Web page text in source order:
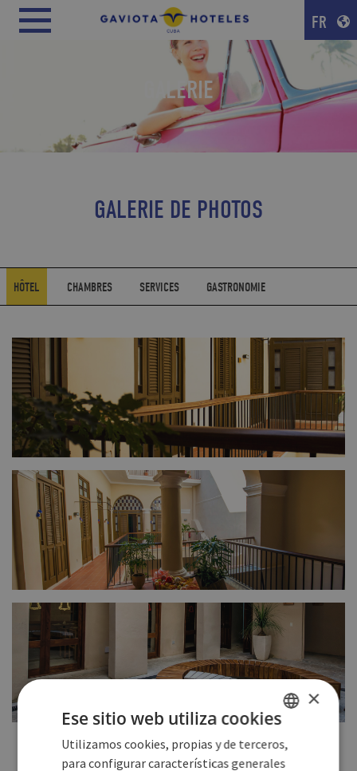
FR
GALERIE
GALERIE DE PHOTOS
HÔTEL CHAMBRES SERVICES GASTRONOMIE
FULL SIZE
FULL SIZE
SPANISH
×
Ese sitio web utiliza cookies
Utilizamos cookies, propias y de terceros,
para configurar características generales